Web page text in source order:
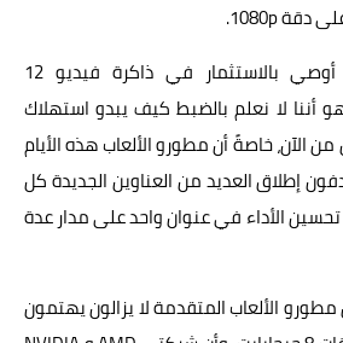
لكن لسببين رئيسيين أوصي بالاستثمار في ذاكرة فيديو 12
أننا لا نعلم بالضبط كيف يبدو استهلاك
من الآن، خاصةً أن مطورو الألعاب هذه الأيام
إطلاق العديد من العناوين الجديدة كل
تحسين الأداء في عنوان واحد على مدار عدة
الألعاب المتقدمة لا يزالون يهتمون